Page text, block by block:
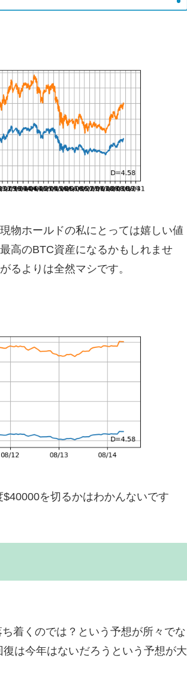
物ホールドの私にとっては嬉しい値
高のBTC資産になるかもしれませ
るよりは全然マシです。
を切るかはわかんないです
着くのでは？という予想が所々でな
は今年はないだろうという予想が大